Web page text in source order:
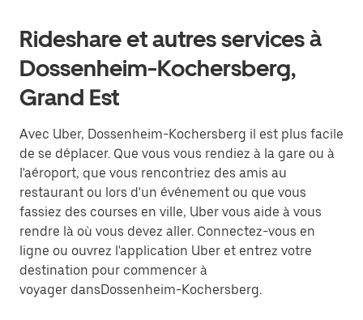
Rideshare et autres services à
Dossenheim-Kochersberg,
Grand Est
Avec Uber, Dossenheim-Kochersberg il est plus facile
de se déplacer. Que vous vous rendiez à la gare ou à
l'aéroport, que vous rencontriez des amis au
restaurant ou lors d'un événement ou que vous
fassiez des courses en ville, Uber vous aide à vous
rendre là où vous devez aller. Connectez-vous en
ligne ou ouvrez l'application Uber et entrez votre
destination pour commencer à
voyager dansDossenheim-Kochersberg.